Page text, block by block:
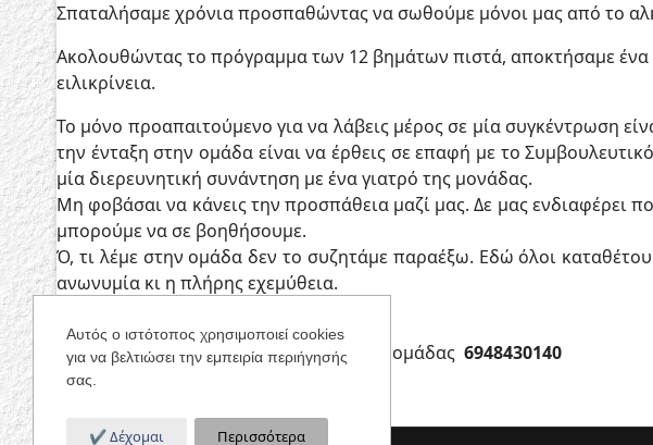
Σπαταλήσαμε χρόνια προσπαθώντας να σωθούμε μόνοι μας από το
Ακολουθώντας το πρόγραμμα των 12 βημάτων πιστά, αποκτήσαμε ένα
ειλικρίνεια.
Το μόνο προαπαιτούμενο για να λάβεις μέρος σε μία συγκέντρωση
την ένταξη στην ομάδα είναι να έρθεις σε επαφή με το
μία διερευνητική συνάντηση με ένα γιατρό της μονάδας.
Μη φοβάσαι να κάνεις την προσπάθεια μαζί μας. Δε μας ενδιαφέρει
μπορούμε να σε βοηθήσουμε.
Ό, τι λέμε στην ομάδα δεν το συζητάμε παραέξω. Εδώ όλοι
ανωνυμία κι η πλήρης εχεμύθεια.
Τηλέφωνο για επικοινωνία με μέλος τις ομάδας 6948430140
Αυτός ο ιστότοπος χρησιμοποιεί cookies
για να βελτιώσει την εμπειρία περιήγησής
σας.
Δέχομαι Περισσότερα